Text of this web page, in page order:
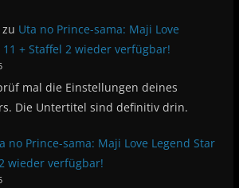
zu Uta no Prince-sama: Maji Love
11 + Staffel 2 wieder verfügbar!
mal die Einstellungen deines
Die Untertitel sind definitiv drin.
no Prince-sama: Maji Love Legend Star
wieder verfügbar!